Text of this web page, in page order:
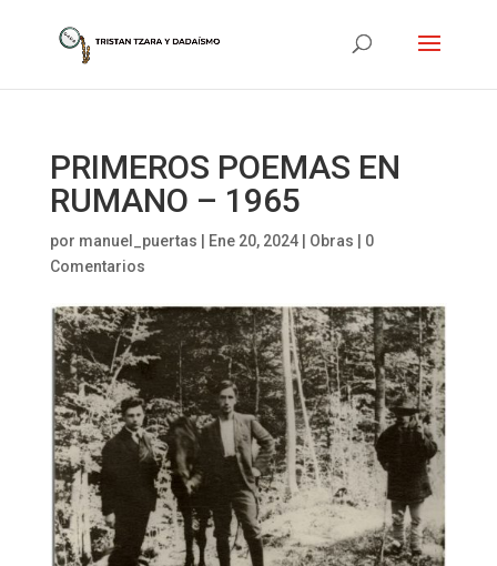
PRIMEROS POEMAS EN
RUMANO – 1965
por manuel_puertas Ene 20, 2024| Obras
0
Comentarios